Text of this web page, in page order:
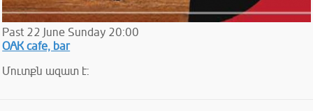
Past 22 June Sunday 20:00
OAK cafe, bar
Մուտքն ազատ է: